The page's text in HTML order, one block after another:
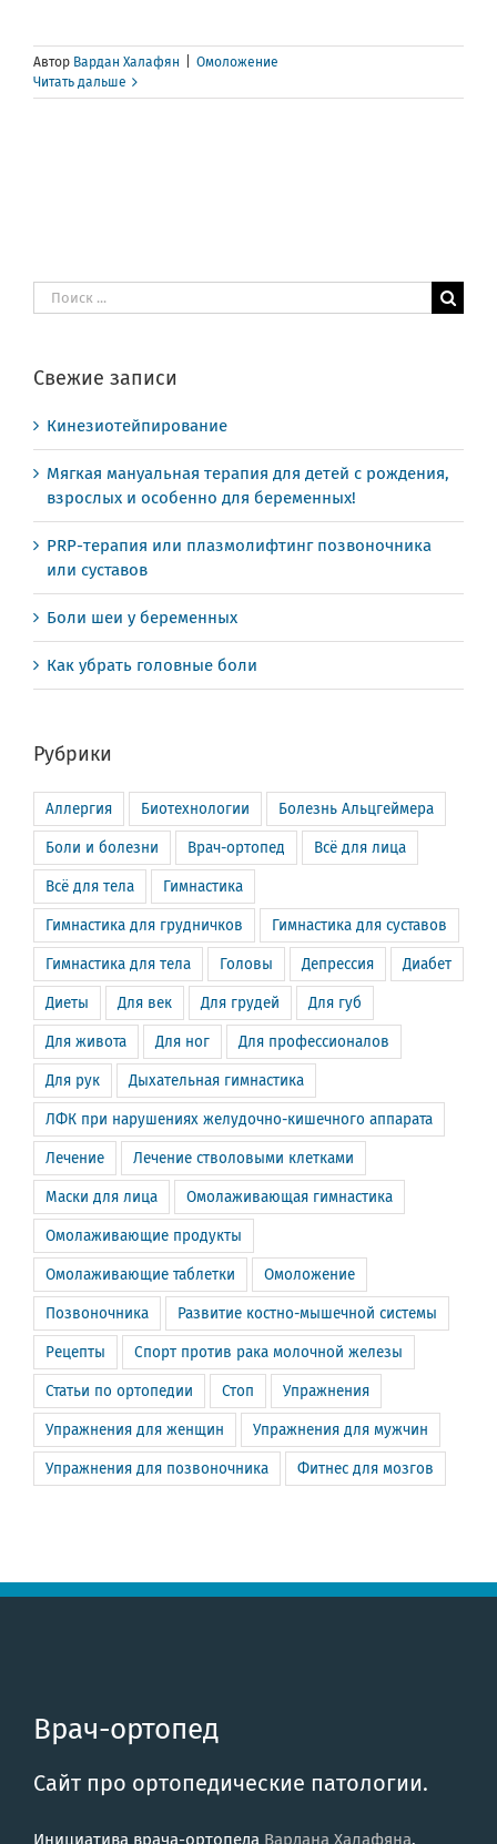
Автор Вардан Халафян
Омоложение
Читать дальше
Результат
поиска:
Свежие записи
Кинезиотейпирование
Мягкая мануальная терапия для детей с рождения,
взрослых и особенно для беременных!
PRP-терапия или плазмолифтинг позвоночника
или суставов
Боли шеи у беременных
Как убрать головные боли
Рубрики
Аллергия Биотехнологии Болезнь Альцгеймера
Боли и болезни Врач-ортопед Всё для лица
Всё для тела Гимнастика
Гимнастика для грудничков Гимнастика для суставов
Гимнастика для тела Головы Депрессия Диабет
Диеты Для век Для грудей Для губ
Для живота Для ног Для профессионалов
Для рук Дыхательная гимнастика
ЛФК при нарушениях желудочно-кишечного аппарата
Лечение Лечение стволовыми клетками
Маски для лица Омолаживающая гимнастика
Омолаживающие продукты
Омолаживающие таблетки Омоложение
Позвоночника Развитие костно-мышечной системы
Рецепты Спорт против рака молочной железы
Статьи по ортопедии Стоп Упражнения
Упражнения для женщин Упражнения для мужчин
Упражнения для позвоночника Фитнес для мозгов
Врач-ортопед
Сайт про ортопедические патологии.
Инициатива врача-ортопеда Вардана Халафяна.